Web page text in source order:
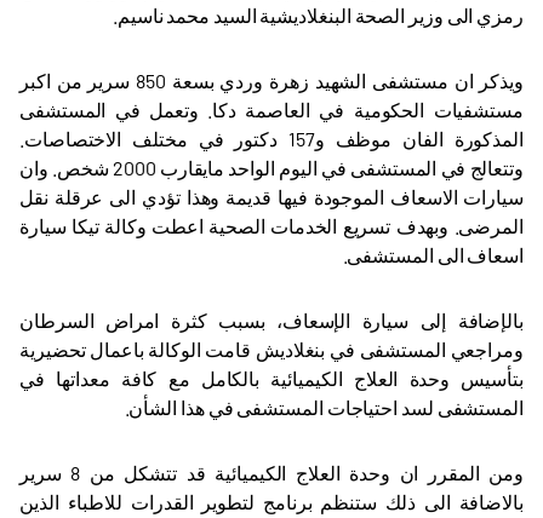
رمزي الى وزير الصحة البنغلاديشية السيد محمد ناسيم.
ويذكر ان مستشفى الشهيد زهرة وردي بسعة 850 سرير من اكبر
مستشفيات الحكومية في العاصمة دكا. وتعمل في المستشفى
المذكورة الفان موظف و157 دكتور في مختلف الاختصاصات.
وتتعالج في المستشفى في اليوم الواحد مايقارب 2000 شخص. وان
سيارات الاسعاف الموجودة فيها قديمة وهذا تؤدي الى عرقلة نقل
المرضى. وبهدف تسريع الخدمات الصحية اعطت وكالة تيكا سيارة
اسعاف الى المستشفى.
بالإضافة إلى سيارة الإسعاف، بسبب كثرة امراض السرطان
ومراجعي المستشفى في بنغلاديش قامت الوكالة باعمال تحضيرية
بتأسيس وحدة العلاج الكيميائية بالكامل مع كافة معداتها في
المستشفى لسد احتياجات المستشفى في هذا الشأن.
ومن المقرر ان وحدة العلاج الكيميائية قد تتشكل من 8 سرير
بالاضافة الى ذلك ستنظم برنامج لتطوير القدرات للاطباء الذين